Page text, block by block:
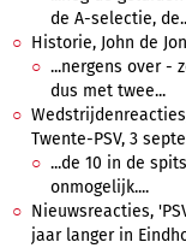
de A-selectie,
Historie, John de
...nergens over -
dus met twee...
Twente-PSV, 3
...de 10 in de
onmogelijk....
Nieuwsreacties,
jaar langer in